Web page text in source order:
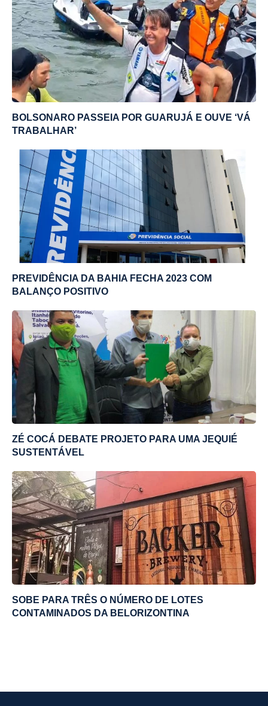
BOLSONARO PASSEIA POR GUARUJÁ E OUVE ‘VÁ
TRABALHAR’
PREVIDÊNCIA DA BAHIA FECHA 2023 COM
BALANÇO POSITIVO
ZÉ COCÁ DEBATE PROJETO PARA UMA JEQUIÉ
SUSTENTÁVEL
SOBE PARA TRÊS O NÚMERO DE LOTES
CONTAMINADOS DA BELORIZONTINA